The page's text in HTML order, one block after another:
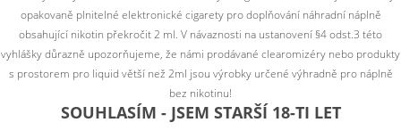
opakovaně plnitelné elektronické cigarety pro doplňování náhradní náplně
obsahující nikotin překročit 2 ml. V návaznosti na ustanovení §4 odst.3 této
vyhlášky důrazně upozorňujeme, že námi prodávané clearomizéry nebo produkty
s prostorem pro liquid větší než 2ml jsou výrobky určené výhradně pro náplně
bez nikotinu!
SOUHLASÍM - JSEM STARŠÍ 18-TI LET